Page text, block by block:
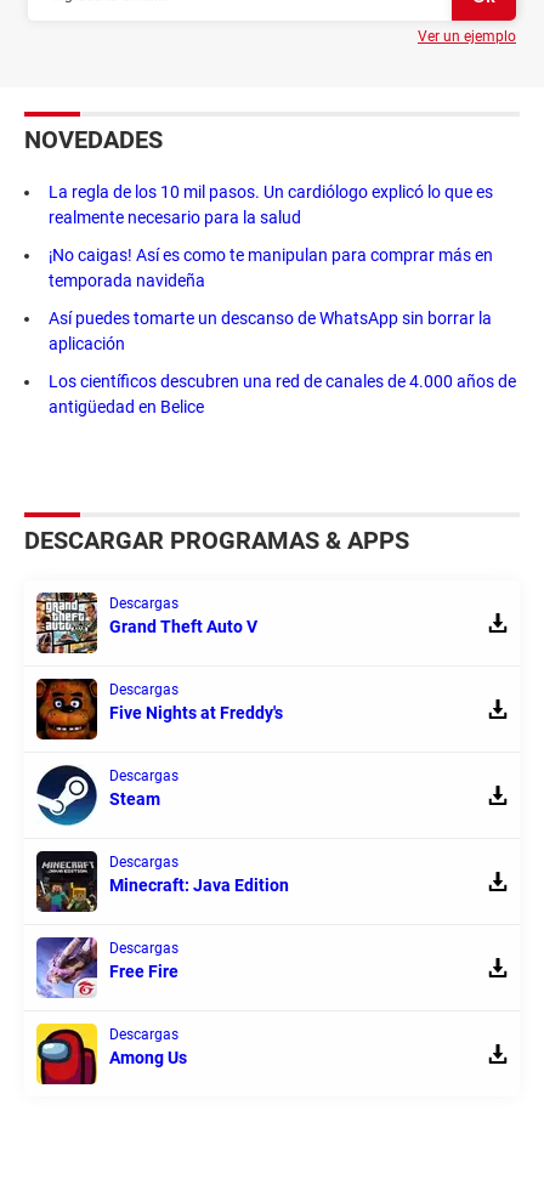
Ver un ejemplo
NOVEDADES
La regla de los 10 mil pasos. Un cardiólogo explicó lo que es
realmente necesario para la salud
¡No caigas! Así es como te manipulan para comprar más en
temporada navideña
Así puedes tomarte un descanso de WhatsApp sin borrar la
aplicación
Los científicos descubren una red de canales de 4.000 años de
antigüedad en Belice
DESCARGAR PROGRAMAS & APPS
Descargas
Grand Theft Auto V
Descargas
Five Nights at Freddy's
Descargas
Steam
Descargas
Minecraft: Java Edition
Descargas
Free Fire
Descargas
Among Us